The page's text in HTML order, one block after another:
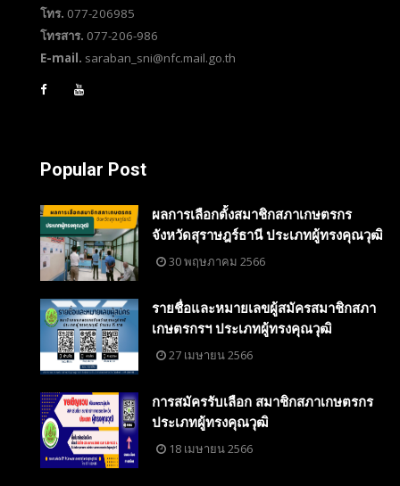
โทร. 077-206985
โทรสาร. 077-206-986
E-mail. saraban_sni@nfc.mail.go.th
Popular Post
ผลการเลือกตั้งสมาชิกสภาเกษตรกร
จังหวัดสุราษฎร์ธานี ประเภทผู้ทรงคุณวุฒิ
30 พฤษภาคม 2566
รายชื่อและหมายเลขผู้สมัครสมาชิกสภา
เกษตรกรฯ ประเภทผู้ทรงคุณวุฒิ
27 เมษายน 2566
การสมัครรับเลือก สมาชิกสภาเกษตรกร
ประเภทผู้ทรงคุณวุฒิ
18 เมษายน 2566